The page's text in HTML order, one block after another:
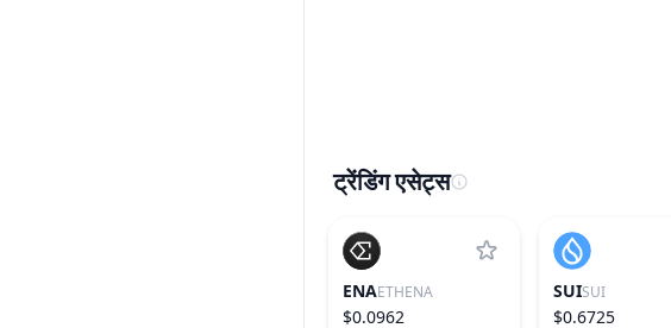
ट्रेंडिंग एसेट्स
ENAETHENA
$0.0962
SUISUI
$0.6725